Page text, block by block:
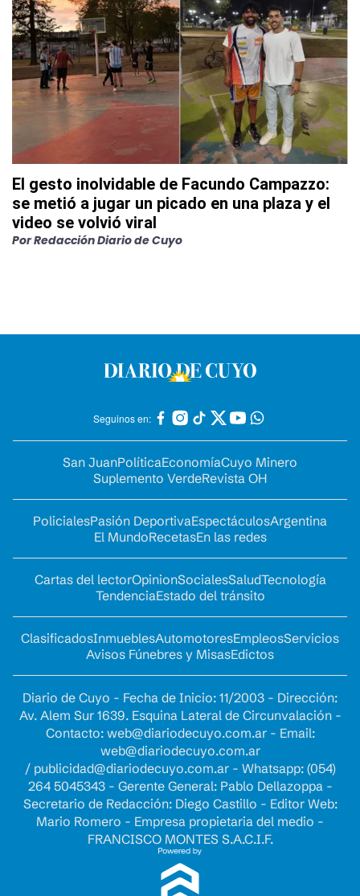
El gesto inolvidable de Facundo Campazzo:
se metió a jugar un picado en una plaza y el
video se volvió viral
PorRedacción Diario de Cuyo
Seguinos en:
San JuanPolíticaEconomíaCuyo Minero
Suplemento VerdeRevista OH
PolicialesPasión DeportivaEspectáculosArgentina
El MundoRecetasEn las redes
Cartas del lectorOpinionSocialesSaludTecnología
TendenciaEstado del tránsito
ClasificadosInmueblesAutomotoresEmpleosServicios
Avisos Fúnebres y MisasEdictos
Diario de Cuyo - Fecha de Inicio: 11/2003 - Dirección:
Av. Alem Sur 1639. Esquina Lateral de Circunvalación -
Contacto: web@diariodecuyo.com.ar- Email:
web@diariodecuyo.com.ar
/ publicidad@diariodecuyo.com.ar- Whatsapp: (054)
264 5045343 - Gerente General: Pablo Dellazoppa -
Secretario de Redacción: Diego Castillo - Editor Web:
Mario Romero - Empresa propietaria del medio -
FRANCISCO MONTES S.A.C.I.F.